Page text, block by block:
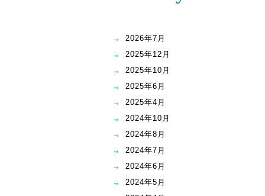
2026年7月
2025年12月
2025年10月
2025年6月
2025年4月
2024年10月
2024年8月
2024年7月
2024年6月
2024年5月